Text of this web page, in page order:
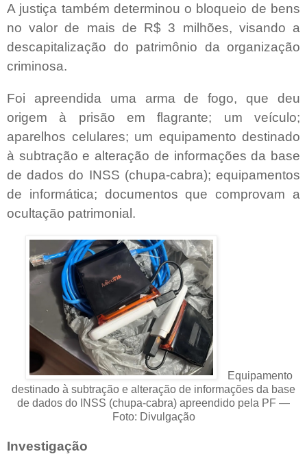
A justiça também determinou o bloqueio de bens
no valor de mais de R$ 3 milhões, visando a
descapitalização do patrimônio da organização
criminosa.
Foi apreendida uma arma de fogo, que deu
origem à prisão em flagrante; um veículo;
aparelhos celulares; um equipamento destinado
à subtração e alteração de informações da base
de dados do INSS (chupa-cabra); equipamentos
de informática; documentos que comprovam a
ocultação patrimonial.
Equipamento
destinado à subtração e alteração de informações da base
de dados do INSS (chupa-cabra) apreendido pela PF —
Foto: Divulgação
Investigação